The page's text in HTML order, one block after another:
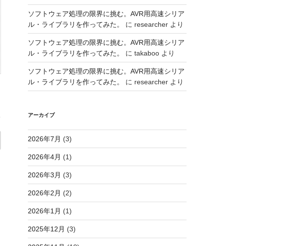
ソフトウェア処理の限界に挑む。AVR用高速シリア
ル・ライブラリを作ってみた。
に researcherより
ソフトウェア処理の限界に挑む。AVR用高速シリア
ル・ライブラリを作ってみた。
に takabooより
ソフトウェア処理の限界に挑む。AVR用高速シリア
ル・ライブラリを作ってみた。
に researcherより
アーカイブ
2026年7月 (3)
2026年4月 (1)
2026年3月 (3)
2026年2月 (2)
2026年1月 (1)
2025年12月 (3)